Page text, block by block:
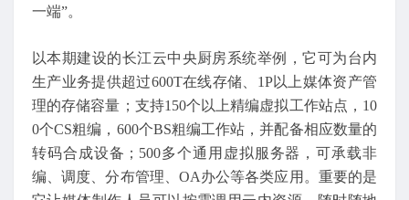
一端”。
以本期建设的长江云中央厨房系统举例，它可为台内
生产业务提供超过600T在线存储、1P以上媒体资产管
理的存储容量；支持150个以上精编虚拟工作站点，10
0个CS粗编，600个BS粗编工作站，并配备相应数量的
转码合成设备；500多个通用虚拟服务器，可承载非
编、调度、分布管理、OA办公等各类应用。重要的是